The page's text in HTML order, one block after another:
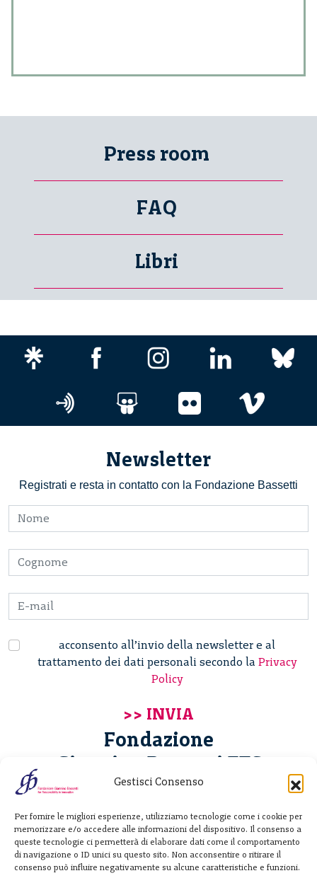
Gestisci Consenso
Per fornire le migliori esperienze, utilizziamo tecnologie come i cookie per
memorizzare e/o accedere alle informazioni del dispositivo. Il consenso a
queste tecnologie ci permetterà di elaborare dati come il comportamento
di navigazione o ID unici su questo sito. Non acconsentire o ritirare il
consenso può influire negativamente su alcune caratteristiche e funzioni.
Press room
FAQ
Libri
Newsletter
Registrati e resta in contatto con la Fondazione Bassetti
acconsento all’invio della newsletter e al
trattamento dei dati personali secondo la Privacy
Policy
Fondazione
Giannino Bassetti ETS
20122 Milano - Italia
T. +39 02 781933
F. + 39 02 76392030